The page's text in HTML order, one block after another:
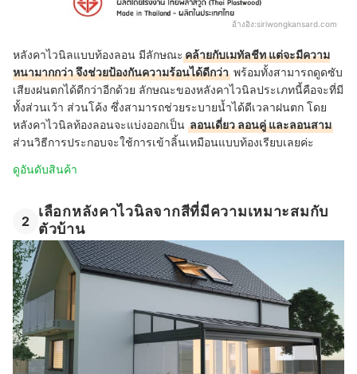
อ้างอิง:siriwongkansard.com
หลังคาไวนิลแบบท้องลอน มีลักษณะคล้ายกับเมทัลชีท แต่จะมีความ
หนามากกว่า จึงช่วยป้องกันความร้อนได้ดีกว่า พร้อมทั้งสามารถดูดซับ
เสียงฝนตกได้ดีกว่าอีกด้วย ลักษณะของหลังคาไวนิลประเภทนี้คือจะที่มี
ทั้งส่วนเว้า ส่วนโค้ง ซึ่งสามารถช่วยระบายน้ำได้ดีเวลาฝนตก โดย
หลังคาไวนิลท้องลอนจะแบ่งออกเป็น ลอนเดี่ยว ลอนคู่ และลอนสาม
ส่วนวิธีการประกอบจะใช้การเข้าลิ้นเหมือนแบบท้องเรียบเลยค่ะ
ดูอันดับสินค้า
2
เลือกหลังคาไวนิลจากสีที่มีความเหมาะสมกับ
ตัวบ้าน